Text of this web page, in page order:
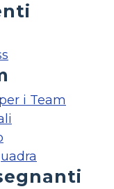
i Team